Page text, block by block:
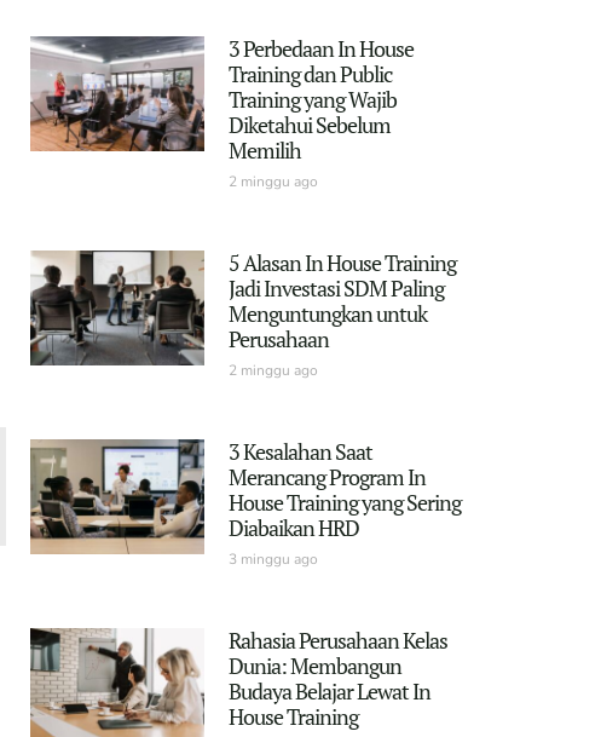
3 Perbedaan In House
Training dan Public
Training yang Wajib
Diketahui Sebelum
Memilih
2 minggu ago
5 Alasan In House Training
Jadi Investasi SDM Paling
Menguntungkan untuk
Perusahaan
2 minggu ago
3 Kesalahan Saat
Merancang Program In
House Training yang Sering
Diabaikan HRD
3 minggu ago
Rahasia Perusahaan Kelas
Dunia: Membangun
Budaya Belajar Lewat In
House Training